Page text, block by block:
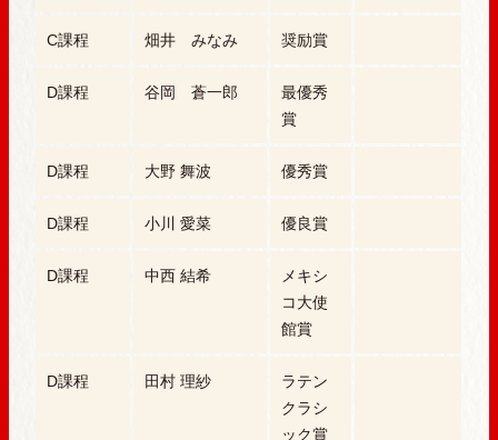
C課程 畑井 みなみ 奨励賞
D課程 谷岡 蒼一郎
最優秀
賞
D課程 大野 舞波 優秀賞
D課程 小川 愛菜 優良賞
D課程 中西 結希
メキシ
コ大使
館賞
D課程 田村 理紗
ラテン
クラシ
ック賞